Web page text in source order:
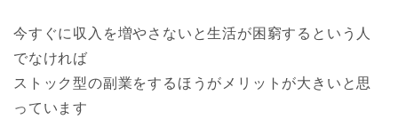
今すぐに収入を増やさないと生活が困窮するという人
でなければ
ストック型の副業をするほうがメリットが大きいと思
っています